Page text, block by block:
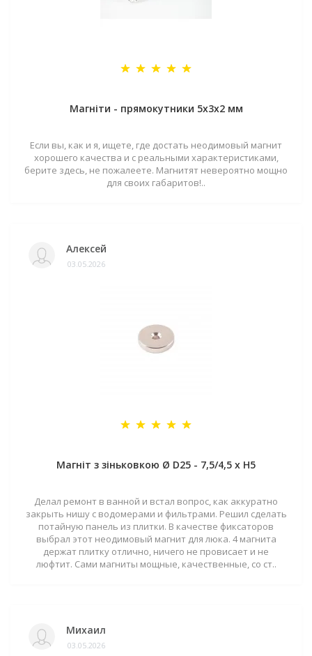
Магніти - прямокутники 5x3x2 мм
Если вы, как и я, ищете, где достать неодимовый магнит
хорошего качества и с реальными характеристиками,
берите здесь, не пожалеете. Магнитят невероятно мощно
для своих габаритов!..
Алексей
03.05.2026
Магніт з зіньковкою Ø D25 - 7,5/4,5 х H5
Делал ремонт в ванной и встал вопрос, как аккуратно
закрыть нишу с водомерами и фильтрами. Решил сделать
потайную панель из плитки. В качестве фиксаторов
выбрал этот неодимовый магнит для люка. 4 магнита
держат плитку отлично, ничего не провисает и не
люфтит. Сами магниты мощные, качественные, со ст..
Михаил
03.05.2026